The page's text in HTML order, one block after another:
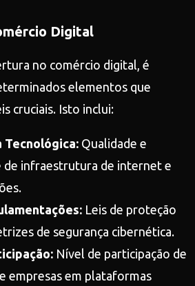
Digital
no comércio digital, é
elementos que
cruciais. Isto inclui:
Qualidade e
de infraestrutura de internet e
Leis de proteção
de segurança cibernética.
Nível de participação de
empresas em plataformas